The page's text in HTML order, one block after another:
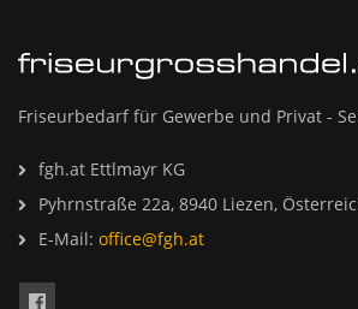
Friseurbedarf für Gewerbe und Privat -
fgh.at Ettlmayr KG
Pyhrnstraße 22a, 8940 Liezen,
E-Mail: office@fgh.at